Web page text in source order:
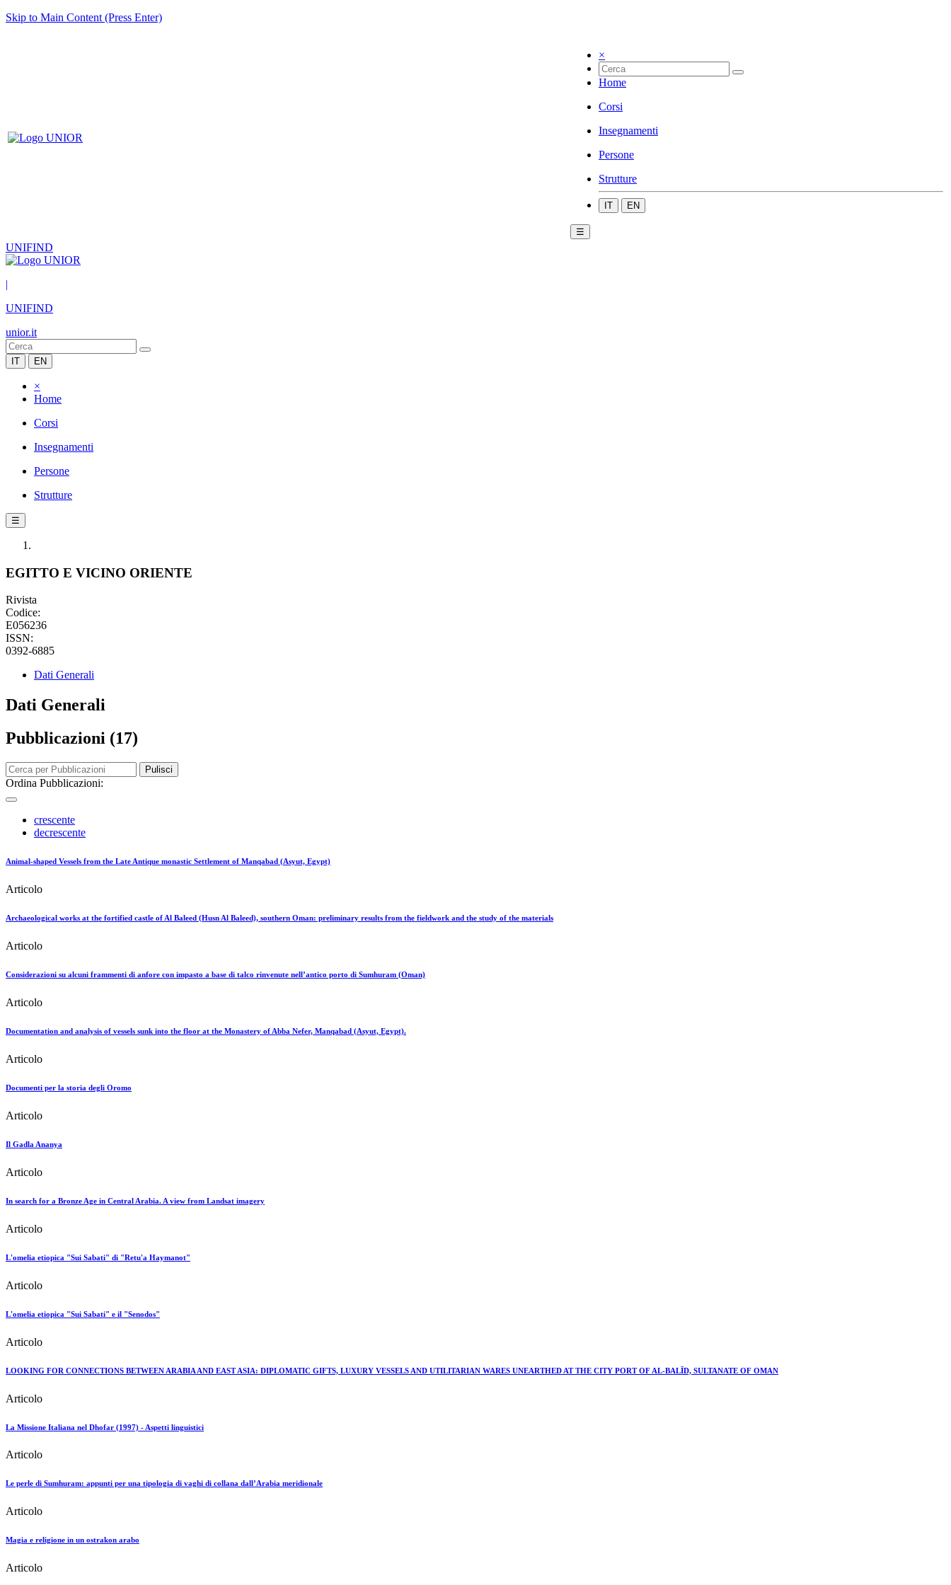
Skip to Main Content (Press Enter)
×
Home
Corsi
Insegnamenti
Persone
Strutture
IT EN
☰
UNIFIND
|
UNIFIND
unior.it
IT EN
×
Home
Corsi
Insegnamenti
Persone
Strutture
☰
EGITTO E VICINO ORIENTE
Rivista
Codice:
E056236
ISSN:
0392-6885
Dati Generali
Dati Generali
Pubblicazioni (17)
Pulisci
Ordina Pubblicazioni:
crescente
decrescente
Animal-shaped Vessels from the Late Antique monastic Settlement of Manqabad (Asyut, Egypt)
Articolo
Archaeological works at the fortified castle of Al Baleed (Husn Al Baleed), southern Oman: preliminary results from the fieldwork and the study of the materials
Articolo
Considerazioni su alcuni frammenti di anfore con impasto a base di talco rinvenute nell’antico porto di Sumhuram (Oman)
Articolo
Documentation and analysis of vessels sunk into the floor at the Monastery of Abba Nefer, Manqabad (Asyut, Egypt).
Articolo
Documenti per la storia degli Oromo
Articolo
Il Gadla Ananya
Articolo
In search for a Bronze Age in Central Arabia. A view from Landsat imagery
Articolo
L'omelia etiopica "Sui Sabati" di "Retu'a Haymanot"
Articolo
L'omelia etiopica "Sui Sabati" e il "Senodos"
Articolo
LOOKING FOR CONNECTIONS BETWEEN ARABIA AND EAST ASIA: DIPLOMATIC GIFTS, LUXURY VESSELS AND UTILITARIAN WARES UNEARTHED AT THE CITY PORT OF AL-BALĪD, SULTANATE OF OMAN
Articolo
La Missione Italiana nel Dhofar (1997) - Aspetti linguistici
Articolo
Le perle di Sumhuram: appunti per una tipologia di vaghi di collana dall’Arabia meridionale
Articolo
Magia e religione in un ostrakon arabo
Articolo